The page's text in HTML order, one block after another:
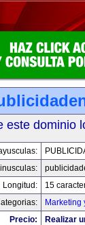
este dominio
Longitud:
15
Marketing
Precio:
Realizar